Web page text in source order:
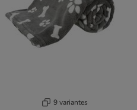
9 variantes